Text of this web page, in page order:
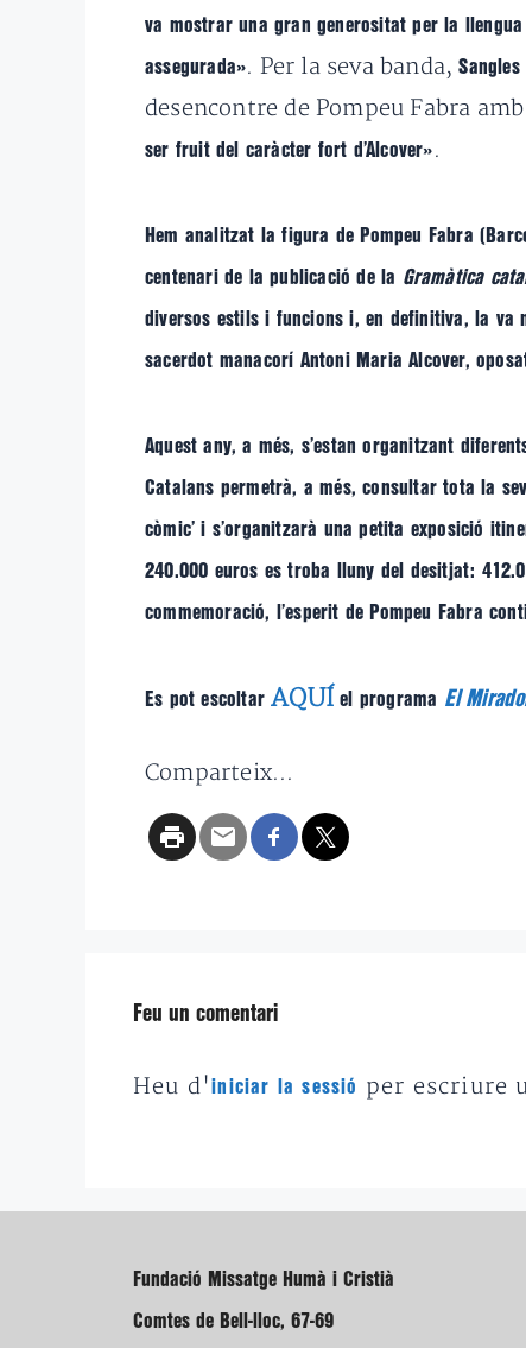
va mostrar una gran generositat per la
assegurada». Per la seva banda,Sangles
desencontre de Pompeu Fabra
ser fruit del caràcter fort d’Alcover» .
Hem analitzat la figura de Pompeu Fabra
centenari de la publicació de la Gramàtica
diversos estils i funcions i, en definitiva, la va
sacerdot manacorí Antoni Maria Alcover,
Aquest any, a més, s’estan organitzant
Catalans permetrà, a més, consultar tota la
còmic’ i s’organitzarà una petita exposició
240.000 euros es troba lluny del desitjat:
commemoració, l’esperit de Pompeu Fabra
Es pot escoltarAQUÍ el programa El
Comparteix...
Feu un comentari
Heu d'iniciar la sessió per escriure
Fundació Missatge Humà i Cristià
Comtes de Bell-lloc, 67-69